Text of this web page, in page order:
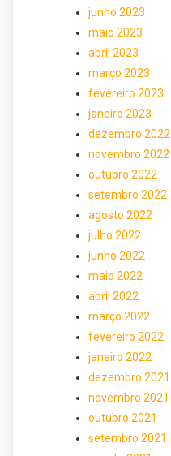
junho 2023
maio 2023
abril 2023
março 2023
fevereiro 2023
janeiro 2023
dezembro 2022
novembro 2022
outubro 2022
setembro 2022
agosto 2022
julho 2022
junho 2022
maio 2022
abril 2022
março 2022
fevereiro 2022
janeiro 2022
dezembro 2021
novembro 2021
outubro 2021
setembro 2021